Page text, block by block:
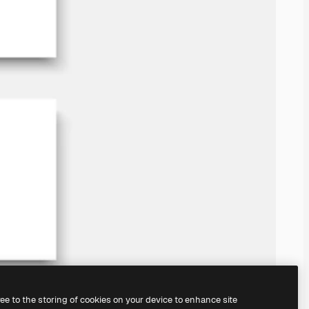
to the storing of cookies on your device to enhance site